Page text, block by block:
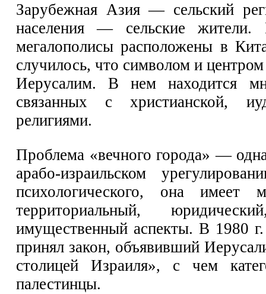
Зарубежная Азия — сельский
населения — сельские
мегалополисы расположены в
случилось, что символом и центром
Иерусалим. В нем находится
связанных с христианской,
религиями.
Проблема «вечного города» —
арабо-израильском
психологического, она имеет
территориальный,
имущественный аспекты. В 1980 г.
принял закон, объявивший
столицей Израиля», с чем
палестинцы.